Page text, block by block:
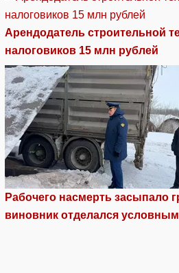
Арендодатель строительной
налоговиков 15 млн рублей
Рабочего насмерть засыпало
виновник отделался